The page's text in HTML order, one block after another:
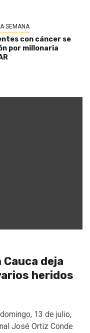
SEMANA
con cáncer se
por millonaria
deja
heridos
13 de julio,
José Ortiz Conde